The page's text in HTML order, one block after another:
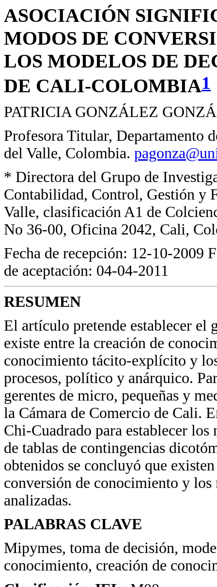
ASOCIACIÓN
MODOS DE
LOS MODELOS DE
DE CALI-COLOMBIA1
PATRICIA GONZÁLEZ
Profesora Titular, Departamento
del Valle, Colombia.
* Directora del Grupo de
Contabilidad, Control, Gestión y
Valle, clasificación A1 de
No 36-00, Oficina 2042, Cali,
Fecha de recepción: 12-10-2009
de aceptación: 04-04-2011
RESUMEN
El artículo pretende establecer el
existe entre la creación de
conocimiento tácito-explícito y
procesos, político y anárquico.
gerentes de micro, pequeñas y
la Cámara de Comercio de Cali.
Chi-Cuadrado para establecer
de tablas de contingencias
obtenidos se concluyó que
conversión de conocimiento y los
analizadas.
PALABRAS CLAVE
Mipymes, toma de decisión,
conocimiento, creación de